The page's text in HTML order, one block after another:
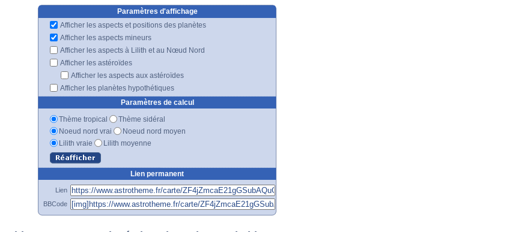
Paramètres d'affichage
Afficher les aspects et positions des planètes
Afficher les aspects mineurs
Afficher les aspects à Lilith et au Nœud Nord
Afficher les astéroïdes
Afficher les aspects aux astéroïdes
Afficher les planètes hypothétiques
Paramètres de calcul
Thème tropical
Thème sidéral
Noeud nord vrai
Noeud nord moyen
Lilith vraie
Lilith moyenne
Lien permanent
Lien
BBCode